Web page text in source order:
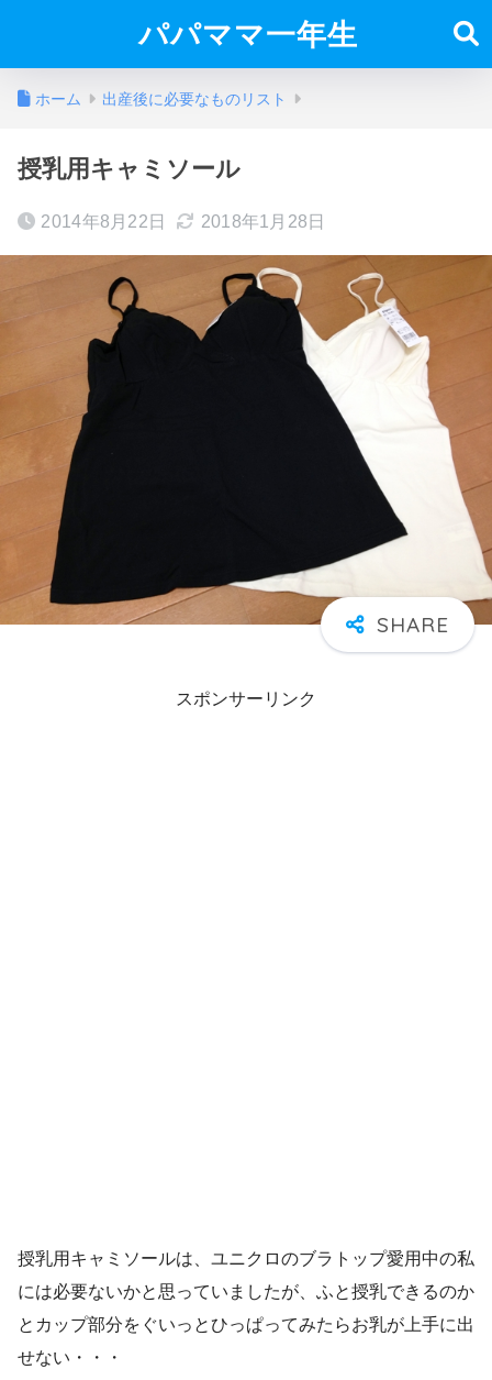
パパママ一年生
ホーム 出産後に必要なものリスト
授乳用キャミソール
2014年8月22日 2018年1月28日
スポンサーリンク
授乳用キャミソールは、ユニクロのブラトップ愛用中の私
には必要ないかと思っていましたが、ふと授乳できるのか
とカップ部分をぐいっとひっぱってみたらお乳が上手に出
せない・・・